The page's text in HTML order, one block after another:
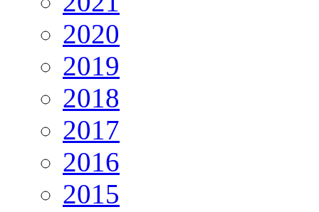
2020
2019
2018
2017
2016
2015